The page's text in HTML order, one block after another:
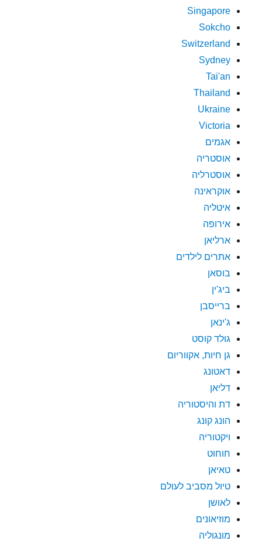
Singapore
Sokcho
Switzerland
Sydney
Tai'an
Thailand
Ukraine
Victoria
אגמים
אוסטריה
אוסטרליה
אוקראינה
איטליה
אירופה
ארליאן
אתרים לילדים
בוסאן
ביג'ין
ברייסבן
ג'ינאן
גולד קוסט
גן חיות, אקווריום
דאטונג
דליאן
דת והיסטוריה
הונג קונג
ויקטוריה
חוחוט
טאיאן
טיול מסביב לעולם
לאושן
מוזיאונים
מונגוליה